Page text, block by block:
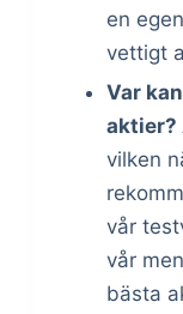
en
vettigt
Var
aktier?
vilken
vår
vår
bästa